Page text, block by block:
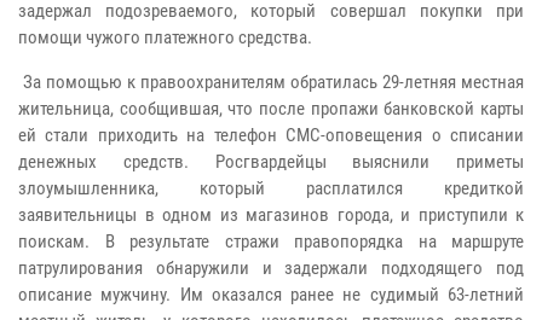
задержал подозреваемого, который совершал покупки при
помощи чужого платежного средства.
За помощью к правоохранителям обратилась 29-летняя местная
жительница, сообщившая, что после пропажи банковской карты
ей стали приходить на телефон СМС-оповещения о списании
денежных средств. Росгвардейцы выяснили приметы
злоумышленника, который расплатился кредиткой
заявительницы в одном из магазинов города, и приступили к
поискам. В результате стражи правопорядка на маршруте
патрулирования обнаружили и задержали подходящего под
описание мужчину. Им оказался ранее не судимый 63-летний